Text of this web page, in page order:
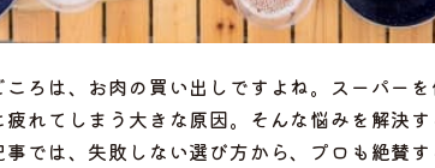
ろは、お肉の買い出しですよね。スーパー
れてしまう大きな原因。そんな悩みを解決
では、失敗しない選び方から、プロも絶賛